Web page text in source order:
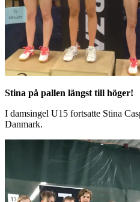
Stina på pallen längst till höger!
I damsingel U15 fortsatte Stina
Danmark.